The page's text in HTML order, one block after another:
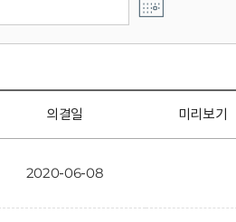
의결일 미리보기
2020-06-08